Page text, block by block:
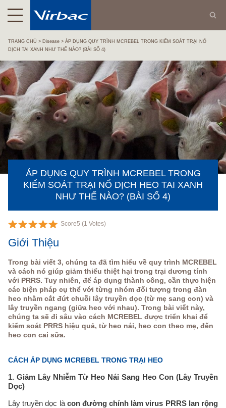
TRANG CHỦ Disease
ÁP DỤNG QUY TRÌNH MCREBEL TRONG KIỂM SOÁT TRẠI NỔ
DỊCH TAI XANH NHƯ THẾ NÀO? (BÀI SỐ 4)
ÁP DỤNG QUY TRÌNH MCREBEL TRONG
KIỂM SOÁT TRẠI NỔ DỊCH HEO TAI XANH
NHƯ THẾ NÀO? (BÀI SỐ 4)
Score5 (1 Votes)
Giới Thiệu
Trong bài viết 3, chúng ta đã tìm hiểu về quy trình MCREBEL
và cách nó giúp giảm thiểu thiệt hại trong trại dương tính
với PRRS. Tuy nhiên, để áp dụng thành công, cần thực hiện
các biện pháp cụ thể với từng nhóm đối tượng trong đàn
heo nhằm cắt đứt chuỗi lây truyền dọc (từ mẹ sang con) và
lây truyền ngang (giữa heo với nhau). Trong bài viết này,
chúng ta sẽ đi sâu vào cách MCREBEL được triển khai để
kiểm soát PRRS hiệu quả, từ heo nái, heo con theo mẹ, đến
heo con cai sữa.
CÁCH ÁP DỤNG MCREBEL TRONG TRẠI HEO
1. Giảm Lây Nhiễm Từ Heo Nái Sang Heo Con (Lây Truyền
Dọc)
Lây truyền dọc là con đường chính làm virus PRRS lan rộng